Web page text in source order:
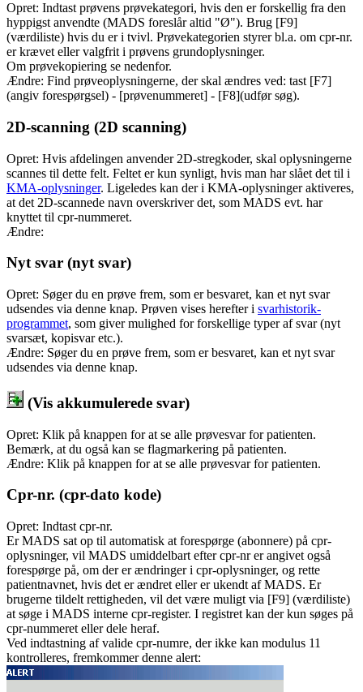
Opret: Indtast prøvens prøvekategori, hvis den er forskellig fra den
hyppigst anvendte (MADS foreslår altid "Ø"). Brug [F9]
(værdiliste) hvis du er i tvivl. Prøvekategorien styrer bl.a. om cpr-nr.
er krævet eller valgfrit i prøvens grundoplysninger.
Om prøvekopiering se nedenfor.
Ændre: Find prøveoplysningerne, der skal ændres ved: tast [F7]
(angiv forespørgsel) - [prøvenummeret] - [F8](udfør søg).
2D-scanning (2D scanning)
Opret: Hvis afdelingen anvender 2D-stregkoder, skal oplysningerne
scannes til dette felt. Feltet er kun synligt, hvis man har slået det til i
KMA-oplysninger. Ligeledes kan der i KMA-oplysninger aktiveres,
at det 2D-scannede navn overskriver det, som MADS evt. har
knyttet til cpr-nummeret.
Ændre:
Nyt svar (nyt svar)
Opret: Søger du en prøve frem, som er besvaret, kan et nyt svar
udsendes via denne knap. Prøven vises herefter i svarhistorik-
programmet, som giver mulighed for forskellige typer af svar (nyt
svarsæt, kopisvar etc.).
Ændre: Søger du en prøve frem, som er besvaret, kan et nyt svar
udsendes via denne knap.
(Vis akkumulerede svar)
Opret: Klik på knappen for at se alle prøvesvar for patienten.
Bemærk, at du også kan se flagmarkering på patienten.
Ændre: Klik på knappen for at se alle prøvesvar for patienten.
Cpr-nr. (cpr-dato kode)
Opret: Indtast cpr-nr.
Er MADS sat op til automatisk at forespørge (abonnere) på cpr-
oplysninger, vil MADS umiddelbart efter cpr-nr er angivet også
forespørge på, om der er ændringer i cpr-oplysninger, og rette
patientnavnet, hvis det er ændret eller er ukendt af MADS. Er
brugerne tildelt rettigheden, vil det være muligt via [F9] (værdiliste)
at søge i MADS interne cpr-register. I registret kan der kun søges på
cpr-nummeret eller dele heraf.
Ved indtastning af valide cpr-numre, der ikke kan modulus 11
kontrolleres, fremkommer denne alert: